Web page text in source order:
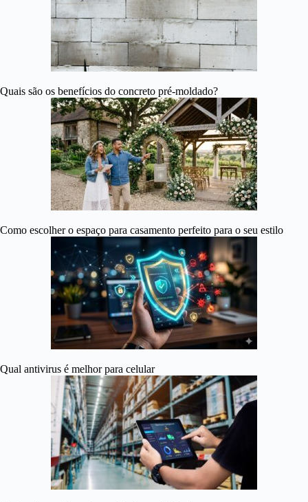
Quais são os benefícios do concreto pré-moldado?
Como escolher o espaço para casamento perfeito para o seu estilo
Qual antivirus é melhor para celular